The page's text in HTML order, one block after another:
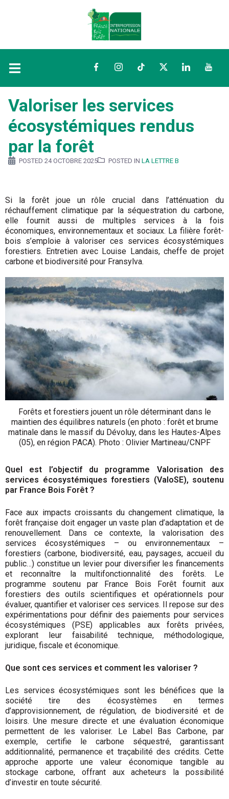
FacebookInstagramTikTokTwitterLinkedIn
Valoriser les services
écosystémiques rendus
par la forêt
POSTED 24 OCTOBRE 2025 POSTED IN LA LETTRE B
Si la forêt joue un rôle crucial dans l’atténuation du
réchauffement climatique par la séquestration du carbone,
elle fournit aussi de multiples services à la fois
économiques, environnementaux et sociaux. La filière forêt-
bois s’emploie à valoriser ces services écosystémiques
forestiers. Entretien avec Louise Landais, cheffe de projet
carbone et biodiversité pour Fransylva.
Forêts et forestiers jouent un rôle déterminant dans le
maintien des équilibres naturels (en photo : forêt et brume
matinale dans le massif du Dévoluy, dans les Hautes-Alpes
(05), en région PACA). Photo : Olivier Martineau/CNPF
Quel est l’objectif du programme Valorisation des
services écosystémiques forestiers (ValoSE), soutenu
par France Bois Forêt ?
Face aux impacts croissants du changement climatique, la
forêt française doit engager un vaste plan d’adaptation et de
renouvellement. Dans ce contexte, la valorisation des
services écosystémiques – ou environnementaux –
forestiers (carbone, biodiversité, eau, paysages, accueil du
public…) constitue un levier pour diversifier les financements
et reconnaître la multifonctionnalité des forêts. Le
programme soutenu par France Bois Forêt fournit aux
forestiers des outils scientifiques et opérationnels pour
évaluer, quantifier et valoriser ces services. Il repose sur des
expérimentations pour définir des paiements pour services
écosystémiques (PSE) applicables aux forêts privées,
explorant leur faisabilité technique, méthodologique,
juridique, fiscale et économique.
Que sont ces services et comment les valoriser ?
Les services écosystémiques sont les bénéfices que la
société tire des écosystèmes en termes
d’approvisionnement, de régulation, de biodiversité et de
loisirs. Une mesure directe et une évaluation économique
permettent de les valoriser. Le Label Bas Carbone, par
exemple, certifie le carbone séquestré, garantissant
additionnalité, permanence et traçabilité des crédits. Cette
approche apporte une valeur économique tangible au
stockage carbone, offrant aux acheteurs la possibilité
d’investir en toute sécurité.